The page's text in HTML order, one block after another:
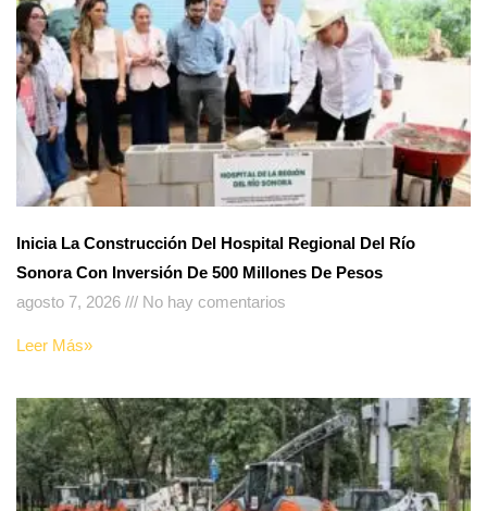
Inicia La Construcción Del Hospital Regional Del Río
Sonora Con Inversión De 500 Millones De Pesos
agosto 7, 2026
No hay comentarios
Leer Más»